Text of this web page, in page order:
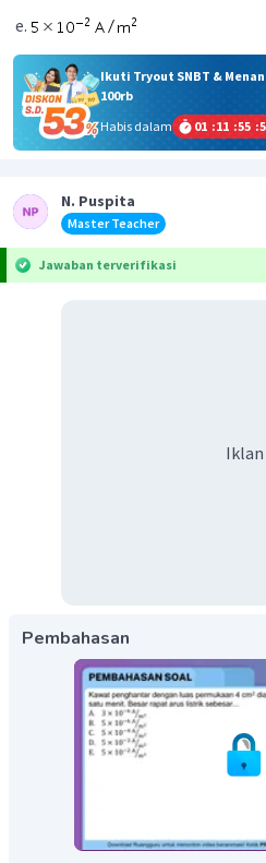
Ikuti Tryout SNBT &
100rb
Habis dalam
01 :11 :55 :
N. Puspita
Master Teacher
Jawaban terverifikasi
Iklan
Pembahasan